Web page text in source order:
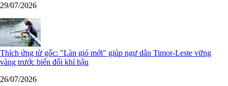
29/07/2026
Thích ứng từ gốc: "Làn gió mới" giúp ngư dân Timor-Leste vững
vàng trước biến đổi khí hậu
26/07/2026